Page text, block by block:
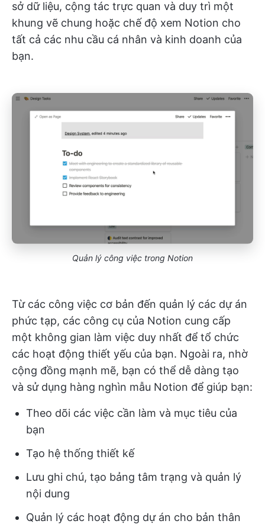
sở dữ liệu, cộng tác trực quan và duy trì một
khung vẽ chung hoặc chế độ xem Notion cho
tất cả các nhu cầu cá nhân và kinh doanh của
bạn.
Quản lý công việc trong Notion
Từ các công việc cơ bản đến quản lý các dự án
phức tạp, các công cụ của Notion cung cấp
một không gian làm việc duy nhất để tổ chức
các hoạt động thiết yếu của bạn. Ngoài ra, nhờ
cộng đồng mạnh mẽ, bạn có thể dễ dàng tạo
và sử dụng hàng nghìn mẫu Notion để giúp bạn:
Theo dõi các việc cần làm và mục tiêu của
bạn
Tạo hệ thống thiết kế
Lưu ghi chú, tạo bảng tâm trạng và quản lý
nội dung
Quản lý các hoạt động dự án cho bản thân